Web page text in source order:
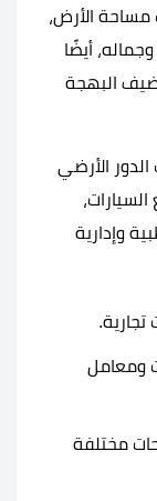
مساحة الأرض،
أيضًا
البهجة
الأرضي
وإدارية
ومعامل
مختلفة